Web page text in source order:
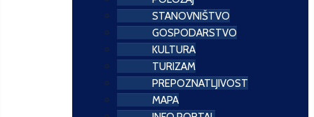
STANOVNIŠTVO
GOSPODARSTVO
KULTURA
TURIZAM
PREPOZNATLJIVOST
MAPA